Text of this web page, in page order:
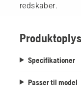
redskaber.
Specifikationer
Passer til model